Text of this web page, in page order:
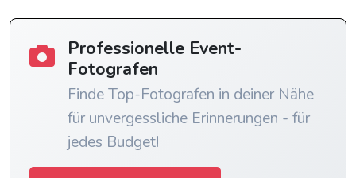
Professionelle Event-
Fotografen
Finde Top-Fotografen in deiner Nähe
für unvergessliche Erinnerungen - für
jedes Budget!